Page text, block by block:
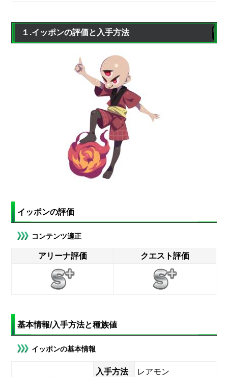
１.イッポンの評価と入手方法
イッポンの評価
コンテンツ適正
アリーナ評価 クエスト評価
基本情報/入手方法と種族値
イッポンの基本情報
入手方法 レアモン